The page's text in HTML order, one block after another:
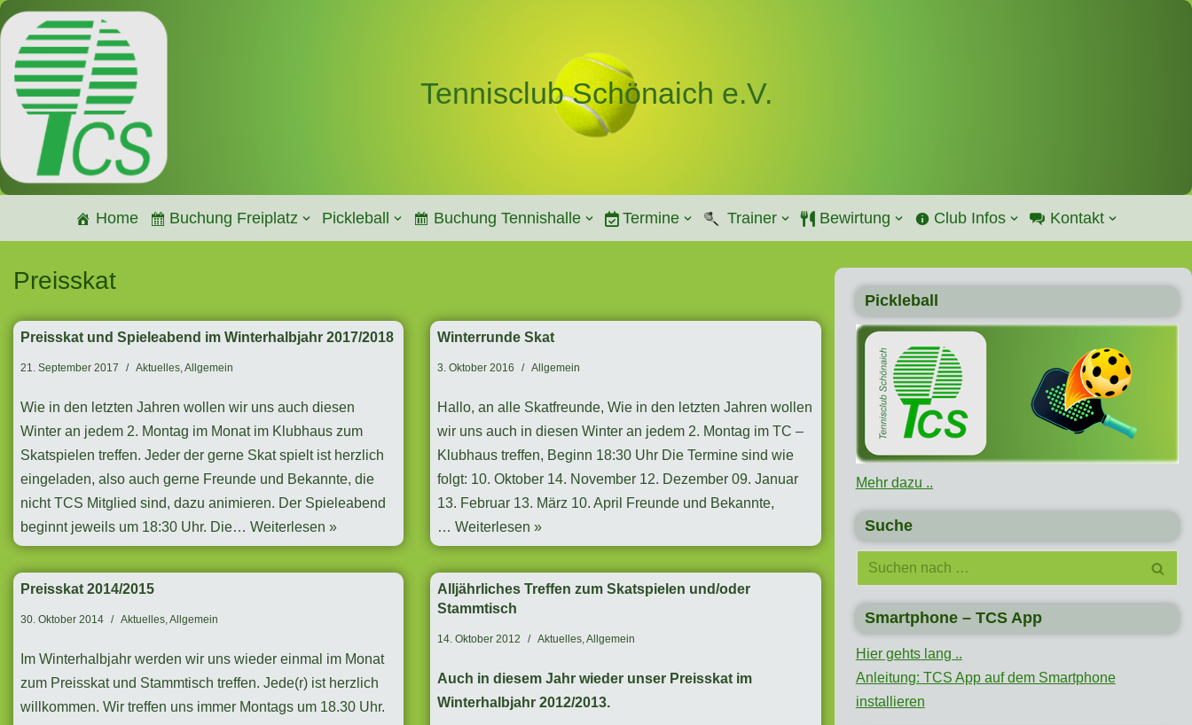
Zum
Inhalt
springen
Tennisclub Schönaich e.V.
Home Buchung Freiplatz Pickleball Buchung Tennishalle Termine Trainer Bewirtung Club Infos Kontakt
Preisskat
Preisskat und Spieleabend im Winterhalbjahr 2017/2018
21. September 2017 Aktuelles,Allgemein
Wie in den letzten Jahren wollen wir uns auch diesen
Winter an jedem 2. Montag im Monat im Klubhaus zum
Skatspielen treffen. Jeder der gerne Skat spielt ist herzlich
eingeladen, also auch gerne Freunde und Bekannte, die
nicht TCS Mitglied sind, dazu animieren. Der Spieleabend
beginnt jeweils um 18:30 Uhr. Die… Weiterlesen »
Winterrunde Skat
3. Oktober 2016 Allgemein
Hallo, an alle Skatfreunde, Wie in den letzten Jahren wollen
wir uns auch in diesen Winter an jedem 2. Montag im TC –
Klubhaus treffen, Beginn 18:30 Uhr Die Termine sind wie
folgt: 10. Oktober 14. November 12. Dezember 09. Januar
13. Februar 13. März 10. April Freunde und Bekannte,
…Weiterlesen »
Preisskat 2014/2015
30. Oktober 2014 Aktuelles,Allgemein
Im Winterhalbjahr werden wir uns wieder einmal im Monat
zum Preisskat und Stammtisch treffen. Jede(r) ist herzlich
willkommen. Wir treffen uns immer Montags um 18.30 Uhr.
Alljährliches Treffen zum Skatspielen und/oder
Stammtisch
14. Oktober 2012 Aktuelles,Allgemein
Auch in diesem Jahr wieder unser Preisskat im
Winterhalbjahr 2012/2013.
Pickleball
Mehr dazu ..
Suche
Smartphone – TCS App
Hier gehts lang ..
Anleitung: TCS App auf dem Smartphone
installieren